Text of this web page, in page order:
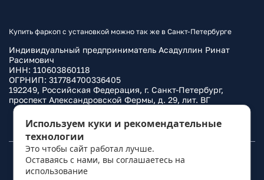
Купить фаркоп с установкой можно так же в Санкт-Петербурге
Индивидуальный предприниматель Асадуллин Ринат
Расимович
ИНН: 110603860118
ОГРНИП: 317784700336405
192249, Российская Федерация, г. Санкт-Петербург,
проспект Александровской Фермы, д. 29, лит. ВГ
Политика конфиденциальности
© 2010– 2026Фаркоп.ру
Используем куки и рекомендательные
технологии
Это чтобы сайт работал лучше.
Оставаясь с нами, вы соглашаетесь на
использование